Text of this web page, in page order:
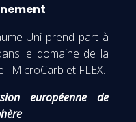
Uni prend part à
le domaine de la
: MicroCarb et FLEX.
européenne de